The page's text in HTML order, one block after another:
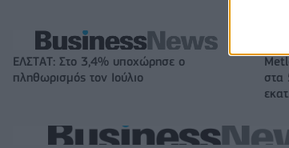
ΕΛΣΤΑΤ: Στο 3,4% υποχώρησε ο
πληθωρισμός τον Ιούλιο
στα